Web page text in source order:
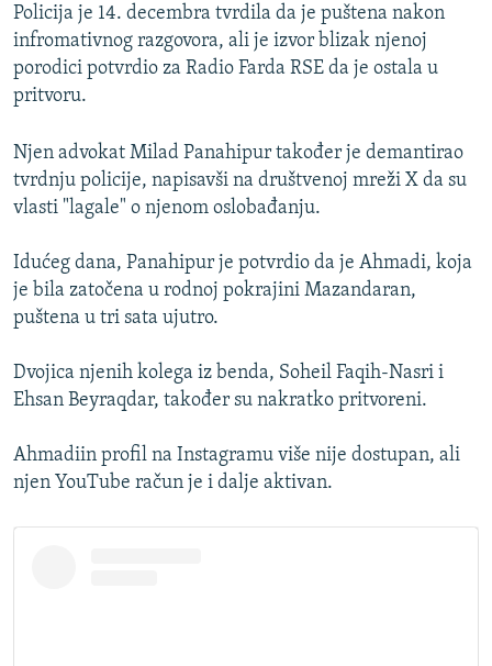
Policija je 14. decembra tvrdila da je puštena nakon
infromativnog razgovora, ali je izvor blizak njenoj
porodici potvrdio za Radio Farda RSE da je ostala u
pritvoru.
Njen advokat Milad Panahipur također je demantirao
tvrdnju policije, napisavši na društvenoj mreži X da su
vlasti "lagale" o njenom oslobađanju.
Idućeg dana, Panahipur je potvrdio da je Ahmadi, koja
je bila zatočena u rodnoj pokrajini Mazandaran,
puštena u tri sata ujutro.
Dvojica njenih kolega iz benda, Soheil Faqih-Nasri i
Ehsan Beyraqdar, također su nakratko pritvoreni.
Ahmadiin profil na Instagramu više nije dostupan, ali
njen YouTube račun je i dalje aktivan.